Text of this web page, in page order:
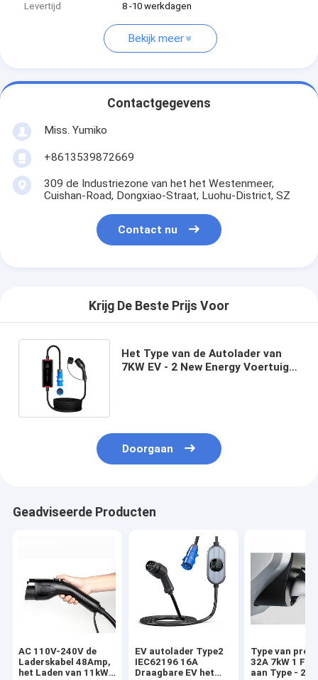
Levertijd
8 -10 werkdagen
Bekijk meer
Contactgegevens
Miss. Yumiko
+8613539872669
309 de Industriezone van het het Westenmeer,
Cuishan-Road, Dongxiao-Straat, Luohu-District, SZ
Contact nu
Krijg De Beste Prijs Voor
Het Type van de Autolader van
7KW EV - 2 New Energy Voertuig
Doorgaan
Geadviseerde Producten
AC 110V-240V de
Laderskabel 48Amp,
het Laden van 11kW
EV autolader Type2
IEC62196 16A
Draagbare EV het
Type van
32A 7kW 1
aan Type - 2